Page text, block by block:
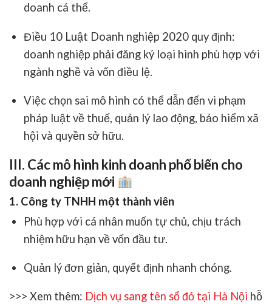
doanh cá thể.
Điều 10 Luật Doanh nghiệp 2020quy định:
doanh nghiệp phải đăng ký loại hình phù hợp với
ngành nghề và vốn điều lệ.
Việc chọn sai mô hình có thể dẫn đến vi phạm
pháp luật về thuế, quản lý lao động, bảo hiểm xã
hội và quyền sở hữu.
III. Các mô hình kinh doanh phổ biến cho
doanh nghiệp mới
1. Công ty TNHH một thành viên
Phù hợp với cá nhân muốn tự chủ, chịu trách
nhiệm hữu hạn về vốn đầu tư.
Quản lý đơn giản, quyết định nhanh chóng.
>>> Xem thêm: Dịch vụ sang tên sổ đỏ tại Hà Nội hỗ